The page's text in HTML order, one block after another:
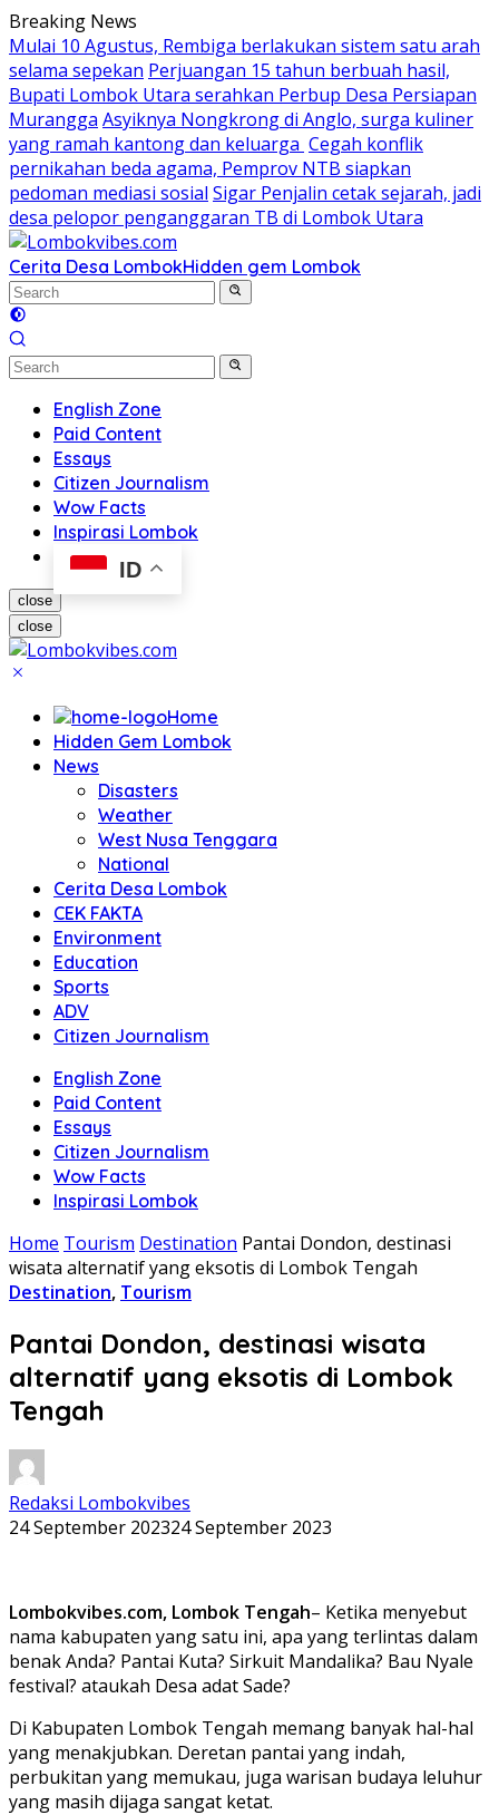
Skip
to
content
Breaking News
Mulai 10 Agustus, Rembiga berlakukan sistem satu arah
selama sepekan Perjuangan 15 tahun berbuah hasil,
Bupati Lombok Utara serahkan Perbup Desa Persiapan
Murangga Asyiknya Nongkrong di Anglo, surga kuliner
yang ramah kantong dan keluarga Cegah konflik
pernikahan beda agama, Pemprov NTB siapkan
pedoman mediasi sosial Sigar Penjalin cetak sejarah, jadi
desa pelopor penganggaran TB di Lombok Utara
Cerita Desa LombokHidden gem Lombok
English Zone
Paid Content
Essays
Citizen Journalism
Wow Facts
Inspirasi Lombok
ID
close
close
Home
Hidden Gem Lombok
News
Disasters
Weather
West Nusa Tenggara
National
Cerita Desa Lombok
CEK FAKTA
Environment
Education
Sports
ADV
Citizen Journalism
English Zone
Paid Content
Essays
Citizen Journalism
Wow Facts
Inspirasi Lombok
Home Tourism Destination Pantai Dondon, destinasi
wisata alternatif yang eksotis di Lombok Tengah
Destination, Tourism
Pantai Dondon, destinasi wisata
alternatif yang eksotis di Lombok
Tengah
Redaksi Lombokvibes
24 September 202324 September 2023
Lombokvibes.com, Lombok Tengah– Ketika menyebut
nama kabupaten yang satu ini, apa yang terlintas dalam
benak Anda? Pantai Kuta? Sirkuit Mandalika? Bau Nyale
festival? ataukah Desa adat Sade?
Di Kabupaten Lombok Tengah memang banyak hal-hal
yang menakjubkan. Deretan pantai yang indah,
perbukitan yang memukau, juga warisan budaya leluhur
yang masih dijaga sangat ketat.